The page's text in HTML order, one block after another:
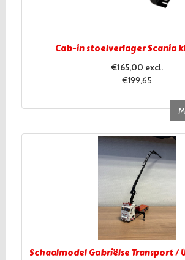
Cab-in stoelverlager Scania
€165,00 excl.
€199,65
Schaalmodel Gabriëlse Transport /